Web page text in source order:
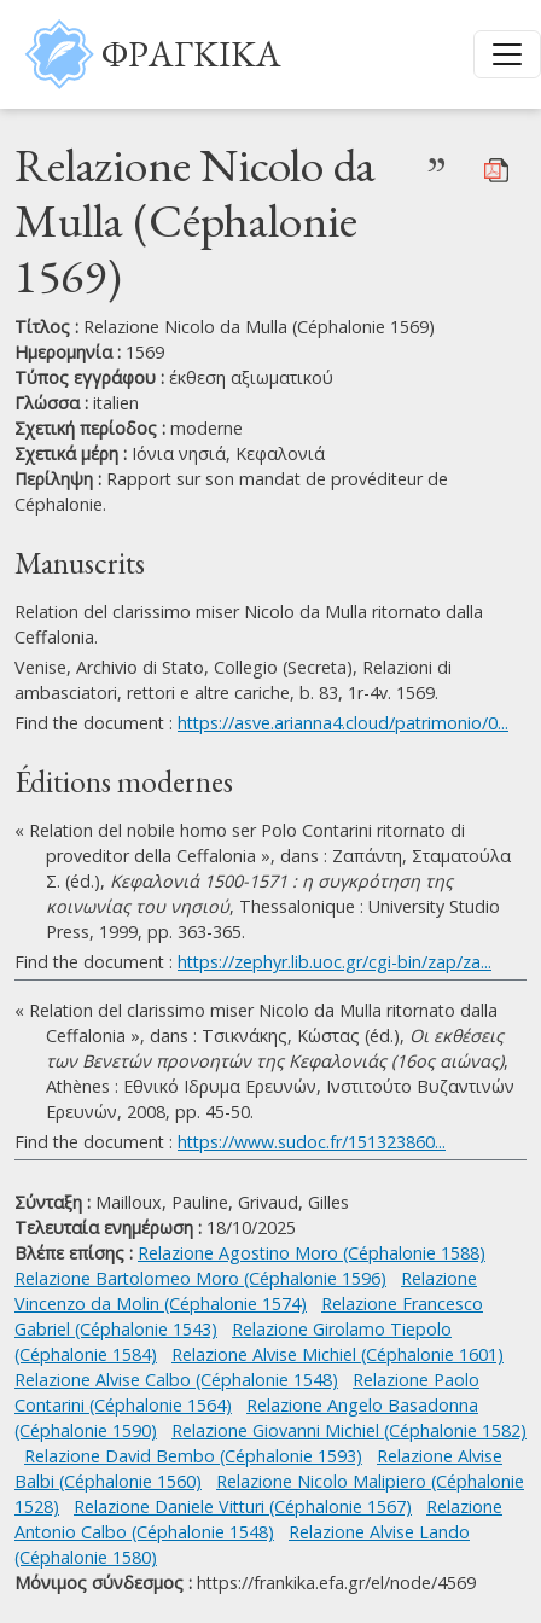
Παράκαμψη προς το κυρίως περιεχόμενο
ΦΡΑΓΚΙΚΑ
Relazione Nicolo da
Mulla (Céphalonie
1569)
”
Τίτλος : Relazione Nicolo da Mulla (Céphalonie 1569)
Ημερομηνία : 1569
Τύπος εγγράφου : έκθεση αξιωματικού
Γλώσσα : italien
Σχετική περίοδος : moderne
Σχετικά μέρη : Ιόνια νησιά, Κεφαλονιά
Περίληψη : Rapport sur son mandat de provéditeur de
Céphalonie.
Manuscrits
Relation del clarissimo miser Nicolo da Mulla ritornato dalla
Ceffalonia.
Venise, Archivio di Stato, Collegio (Secreta), Relazioni di
ambasciatori, rettori e altre cariche, b. 83, 1r-4v. 1569.
Find the document : https://asve.arianna4.cloud/patrimonio/0...
Éditions modernes
« Relation del nobile homo ser Polo Contarini ritornato di
proveditor della Ceffalonia », dans : Ζαπάντη, Σταματούλα
Σ. (éd.), Κεφαλονιά 1500-1571 : η συγκρότηση της
κοινωνίας του νησιού, Thessalonique : University Studio
Press, 1999, pp. 363-365.
Find the document : https://zephyr.lib.uoc.gr/cgi-bin/zap/za...
« Relation del clarissimo miser Nicolo da Mulla ritornato dalla
Ceffalonia », dans : Τσικνάκης, Κώστας (éd.), Οι εκθέσεις
των Βενετών προνοητών της Κεφαλονιάς (16ος αιώνας),
Athènes : Εθνικό Ιδρυμα Ερευνών, Ινστιτούτο Βυζαντινών
Ερευνών, 2008, pp. 45-50.
Find the document : https://www.sudoc.fr/151323860...
Σύνταξη : Mailloux, Pauline, Grivaud, Gilles
Τελευταία ενημέρωση : 18/10/2025
Βλέπε επίσης : Relazione Agostino Moro (Céphalonie 1588)
Relazione Bartolomeo Moro (Céphalonie 1596)
Relazione
Vincenzo da Molin (Céphalonie 1574)
Relazione Francesco
Gabriel (Céphalonie 1543)
Relazione Girolamo Tiepolo
(Céphalonie 1584)
Relazione Alvise Michiel (Céphalonie 1601)
Relazione Alvise Calbo (Céphalonie 1548)
Relazione Paolo
Contarini (Céphalonie 1564)
Relazione Angelo Basadonna
(Céphalonie 1590)
Relazione Giovanni Michiel (Céphalonie 1582)
Relazione David Bembo (Céphalonie 1593)
Relazione Alvise
Balbi (Céphalonie 1560)
Relazione Nicolo Malipiero (Céphalonie
1528)
Relazione Daniele Vitturi (Céphalonie 1567)
Relazione
Antonio Calbo (Céphalonie 1548)
Relazione Alvise Lando
(Céphalonie 1580)
Μόνιμος σύνδεσμος : https://frankika.efa.gr/el/node/4569